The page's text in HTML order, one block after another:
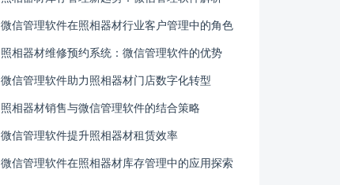
微信管理软件在照相器材行业客户管理中的角色
照相器材维修预约系统：微信管理软件的优势
微信管理软件助力照相器材门店数字化转型
照相器材销售与微信管理软件的结合策略
微信管理软件提升照相器材租赁效率
微信管理软件在照相器材库存管理中的应用探索